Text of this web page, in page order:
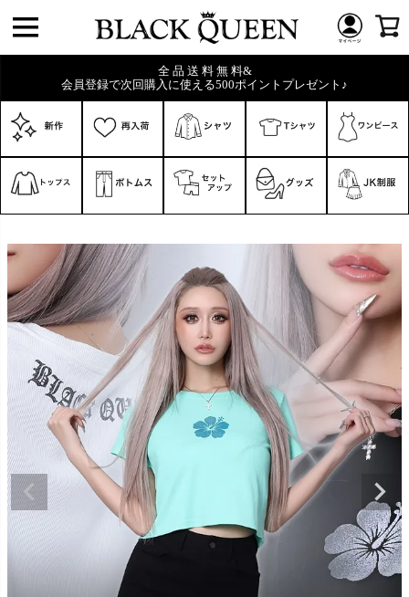
全 品 送 料 無 料&
会員登録で次回購入に使える500ポイントプレゼント♪